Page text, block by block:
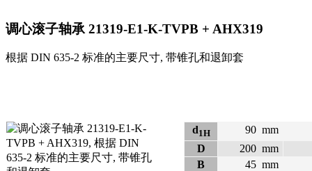
调心滚子轴承 21319-E1-K-TVPB + AHX319
根据 DIN 635-2 标准的主要尺寸, 带锥孔和退卸套
d1H 90 mm
D
200 mm
B
45 mm